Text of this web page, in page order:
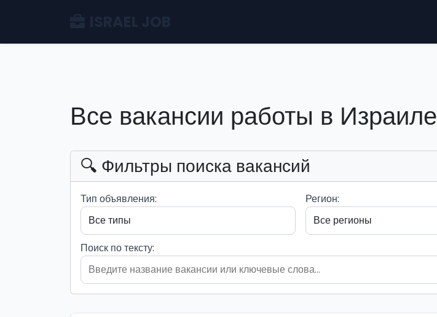
Все вакансии работы в Израиле
🔍 Фильтры поиска вакансий
Тип объявления: Регион:
Поиск по тексту: